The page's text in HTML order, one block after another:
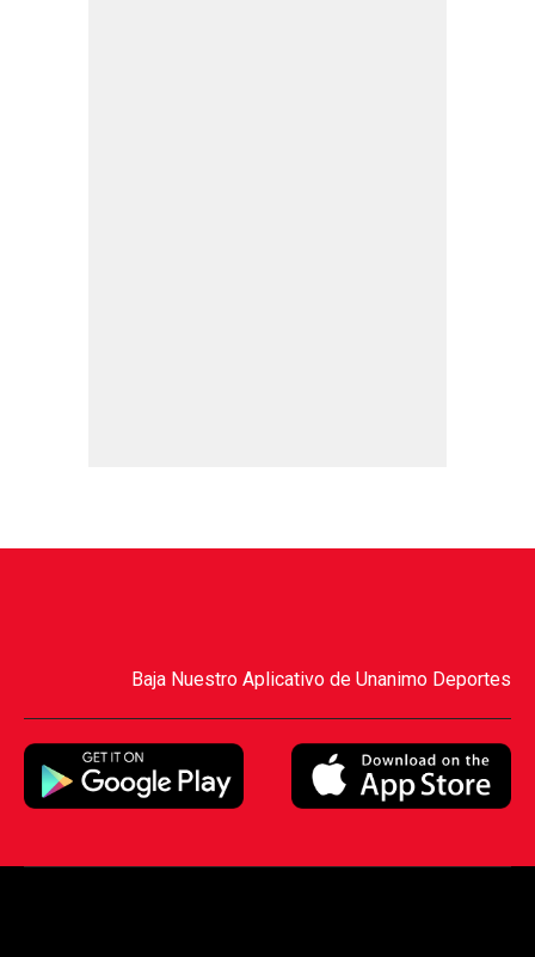
Baja Nuestro Aplicativo de Unanimo Deportes